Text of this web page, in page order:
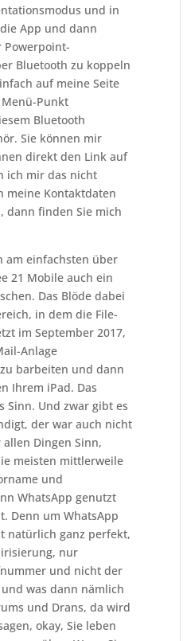
und in
App und dann
Powerpoint-
Bluetooth zu koppeln
auf meine Seite
Punkt
Bluetooth
Sie können mir
direkt den Link auf
ich mir das nicht
meine Kontaktdaten
dann finden Sie mich
am einfachsten über
21 Mobile auch ein
Das Blöde dabei
in dem die File-
im September 2017,
Anlage
barbeiten und dann
Ihrem iPad. Das
Sinn. Und zwar gibt es
der war auch nicht
Dingen Sinn,
meisten mittlerweile
und
WhatsApp genutzt
Denn um WhatsApp
natürlich ganz perfekt,
nur
und nicht der
was dann nämlich
und Drans, da wird
okay, Sie leben